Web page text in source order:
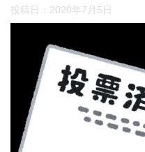
投稿日： 2020年7月5日